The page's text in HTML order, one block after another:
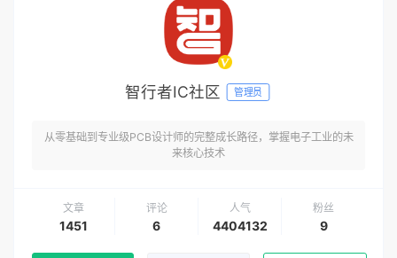
智行者IC社区 管理员
从零基础到专业级PCB设计师的完整成长路径，掌握电子工业的未
来核心技术
文章
1451
评论
6
人气
4404132
粉丝
9